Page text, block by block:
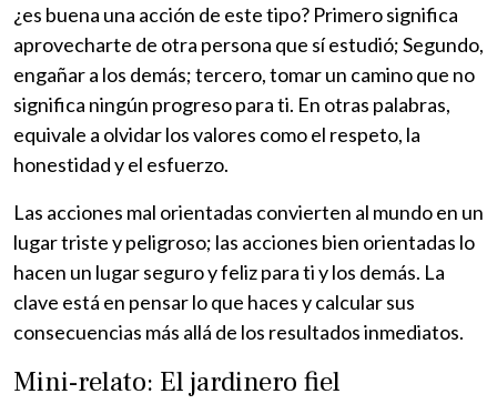
¿es buena una acción de este tipo? Primero significa
aprovecharte de otra persona que sí estudió; Segundo,
engañar a los demás; tercero, tomar un camino que no
significa ningún progreso para ti. En otras palabras,
equivale a olvidar los valores como el respeto, la
honestidad y el esfuerzo.
Las acciones mal orientadas convierten al mundo en un
lugar triste y peligroso; las acciones bien orientadas lo
hacen un lugar seguro y feliz para ti y los demás. La
clave está en pensar lo que haces y calcular sus
consecuencias más allá de los resultados inmediatos.
Mini-relato: El jardinero fiel